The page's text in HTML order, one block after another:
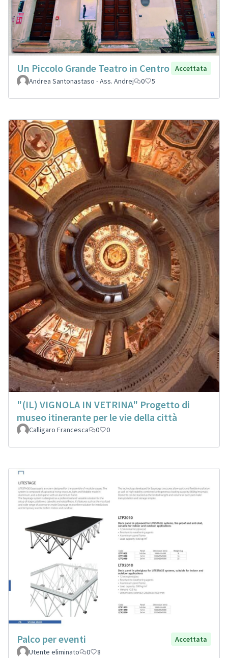
Un Piccolo Grande Teatro in Centro
Accettata
Andrea Santonastaso - Ass. Andrej
0 5
"(IL) VIGNOLA IN VETRINA" Progetto di
museo itinerante per le vie della città
Calligaro Francesca 0 0
Palco per eventi
Accettata
Utente eliminato
0 8